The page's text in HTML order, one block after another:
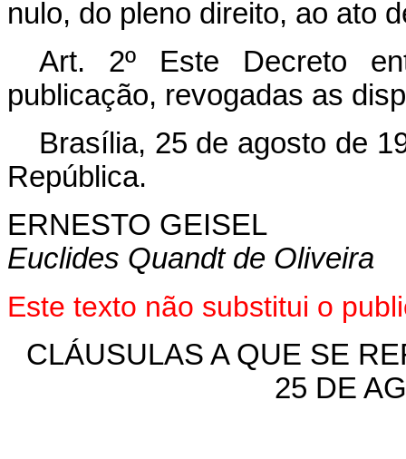
nulo, do pleno direito, ao ato
Art. 2º Este Decreto
publicação, revogadas as
Brasília, 25 de agosto de
República.
ERNESTO GEISEL
Euclides Quandt de Oliveira
Este texto não substitui o
CLÁUSULAS A QUE SE
25 DE